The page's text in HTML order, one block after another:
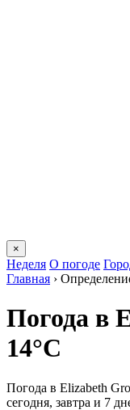
×
Неделя О погоде
Главная ›
Погода в
14°C
Погода в Elizabeth
сегодня, завтра и 7